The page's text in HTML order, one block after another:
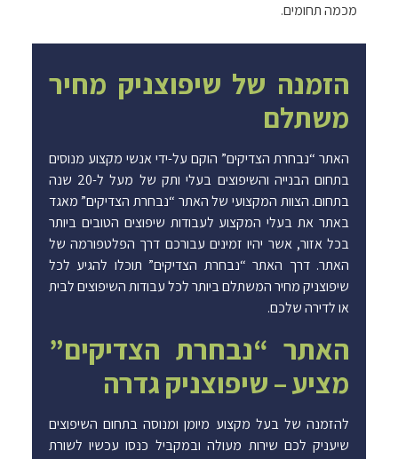
מכמה תחומים.
הזמנה של שיפוצניק מחיר
משתלם
האתר “נבחרת הצדיקים” הוקם על-ידי אנשי מקצוע מנוסים
בתחום הבנייה והשיפוצים בעלי ותק של מעל ל-20 שנה
בתחום. הצוות המקצועי של האתר “נבחרת הצדיקים” מאגד
באתר את בעלי המקצוע לעבודות שיפוצים הטובים ביותר
בכל אזור, אשר יהיו זמינים עבורכם דרך הפלטפורמה של
האתר. דרך האתר “נבחרת הצדיקים” תוכלו להגיע לכל
שיפוצניק מחיר המשתלם ביותר לכל עבודות השיפוצים לבית
או לדירה שלכם.
האתר “נבחרת הצדיקים”
מציע – שיפוצניק גדרה
להזמנה של בעל מקצוע מיומן ומנוסה בתחום השיפוצים
שיעניק לכם שירות מעולה ובמקביל כנסו עכשיו לשורת